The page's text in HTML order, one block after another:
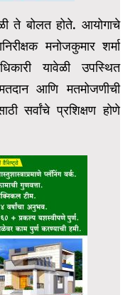
ते बोलत होते. आयोगाचे
मनोजकुमार शर्मा
यावेळी उपस्थित
आणि मतमोजणीची
सर्वांचे प्रशिक्षण होणे